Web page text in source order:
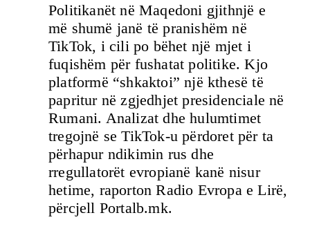
Politikanët në Maqedoni gjithnjë e
më shumë janë të pranishëm në
TikTok, i cili po bëhet një mjet i
fuqishëm për fushatat politike. Kjo
platformë “shkaktoi” një kthesë të
papritur në zgjedhjet presidenciale në
Rumani. Analizat dhe hulumtimet
tregojnë se TikTok-u përdoret për ta
përhapur ndikimin rus dhe
rregullatorët evropianë kanë nisur
hetime, raporton Radio Evropa e Lirë,
përcjell Portalb.mk.